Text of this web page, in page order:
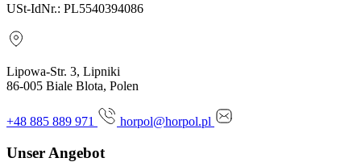
USt-IdNr.: PL5540394086
Lipowa-Str. 3, Lipniki
86-005 Biale Blota, Polen
+48 885 889 971 horpol@horpol.pl
Unser Angebot